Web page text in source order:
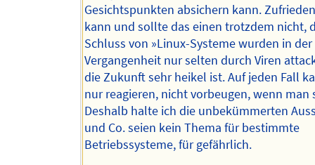
Gesichtspunkten absichern kann.
kann und sollte das einen trotzdem nicht,
Schluss von »Linux-Systeme wurden in der
Vergangenheit nur selten durch Viren
die Zukunft sehr heikel ist. Auf jeden Fall
nur reagieren, nicht vorbeugen, wenn man
Deshalb halte ich die unbekümmerten
und Co. seien kein Thema für bestimmte
Betriebssysteme, für gefährlich.